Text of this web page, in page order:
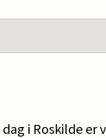
i Roskilde